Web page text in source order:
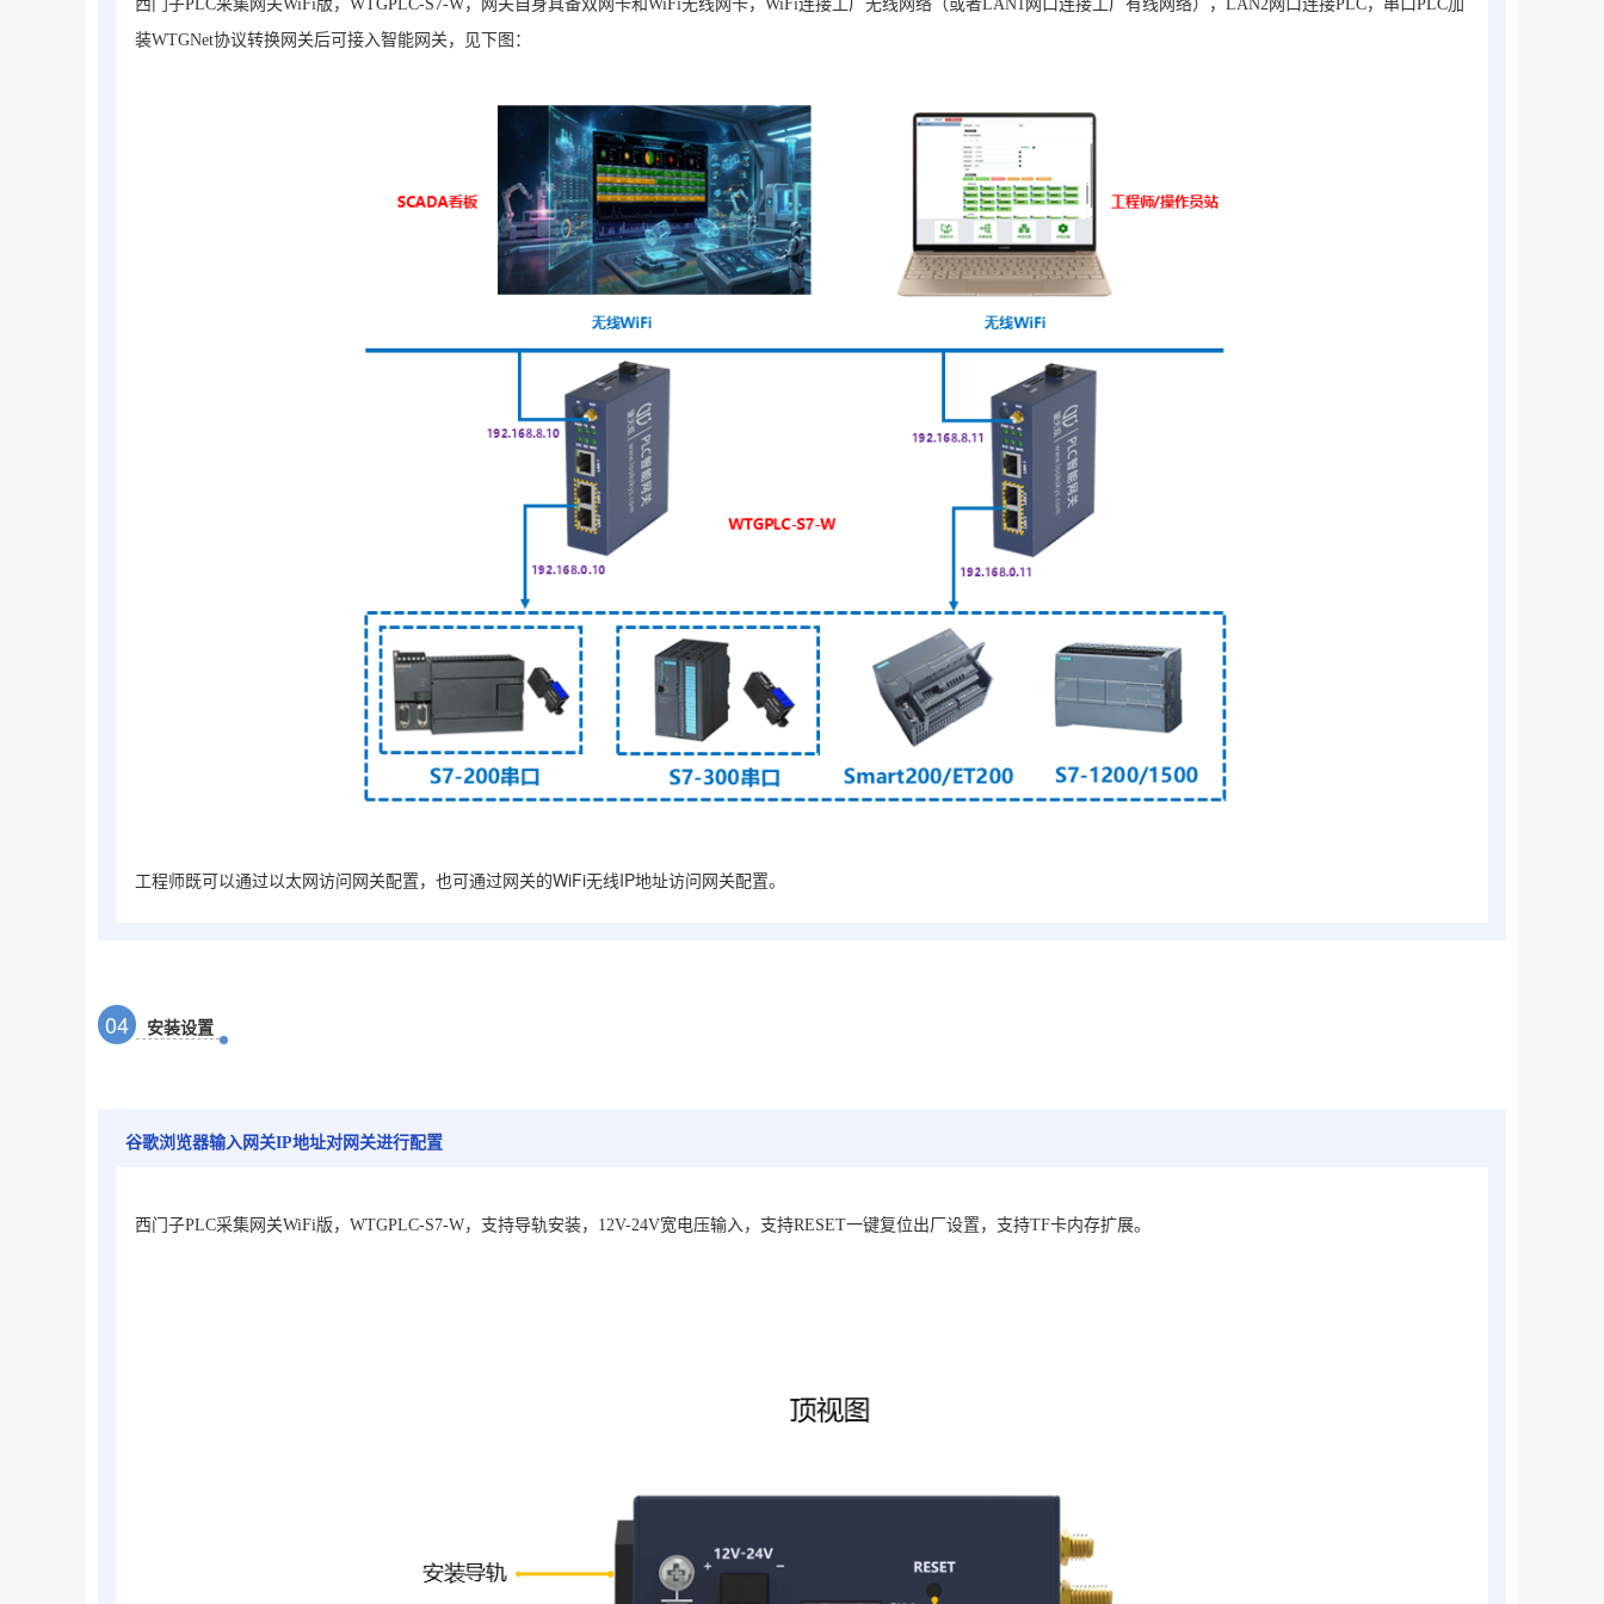
西门子PLC采集网关WiFi版，WTGPLC-S7-W， 网关自身具备双网卡和WiFi无线网卡，WiFi连接工厂无线网络（或者LAN1网口连接工厂有线网络），LAN2网口连接PLC， 串口PLC加
装WTGNet协议转换网关后可接入智能网关，
见下图：
工程师既可以通过以太网访问网关配置，也可通过网关的WiFi无线IP地址访问网关配置。
04 安装设置
谷歌浏览器输入网关IP地址对网关进行配置
西门子PLC采集网关WiFi版，WTGPLC-S7-W， 支持导轨安装，12V-24V宽电压输入，支持RESET一键复位出厂设置，支持TF卡内存扩展。